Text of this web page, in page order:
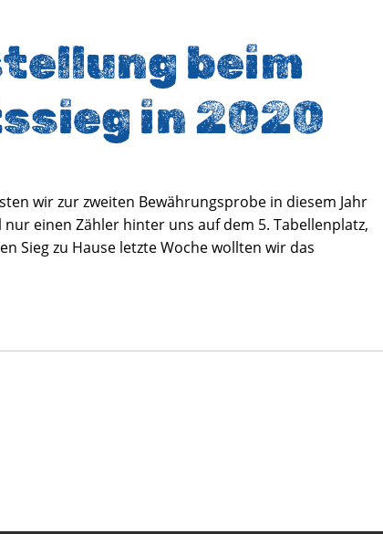
beim
in 2020
wir zur zweiten Bewährungsprobe in diesem Jahr
einen Zähler hinter uns auf dem 5. Tabellenplatz,
Sieg zu Hause letzte Woche wollten wir das